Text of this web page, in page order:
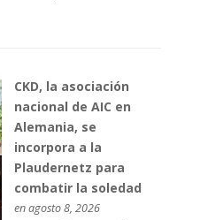
CKD, la asociación
nacional de AIC en
Alemania, se
incorpora a la
Plaudernetz para
combatir la soledad
en agosto 8, 2026